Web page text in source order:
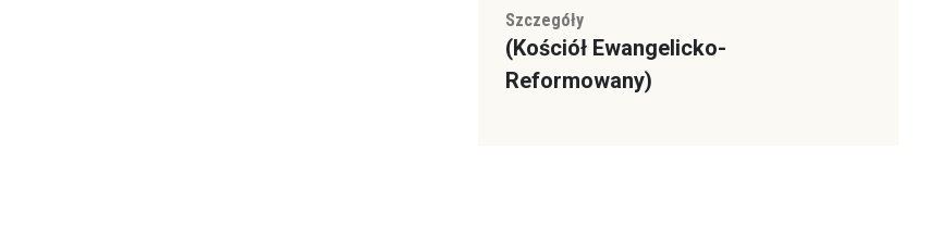
Szczegóły
(Kościół Ewangelicko-
Reformowany)